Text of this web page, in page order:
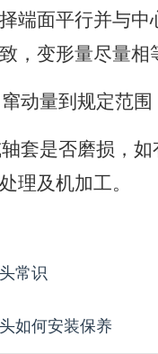
端面平行并与中
，变形量尽量相
动量到规定范围
套是否磨损，如
理及机加工。
常识
如何安装保养